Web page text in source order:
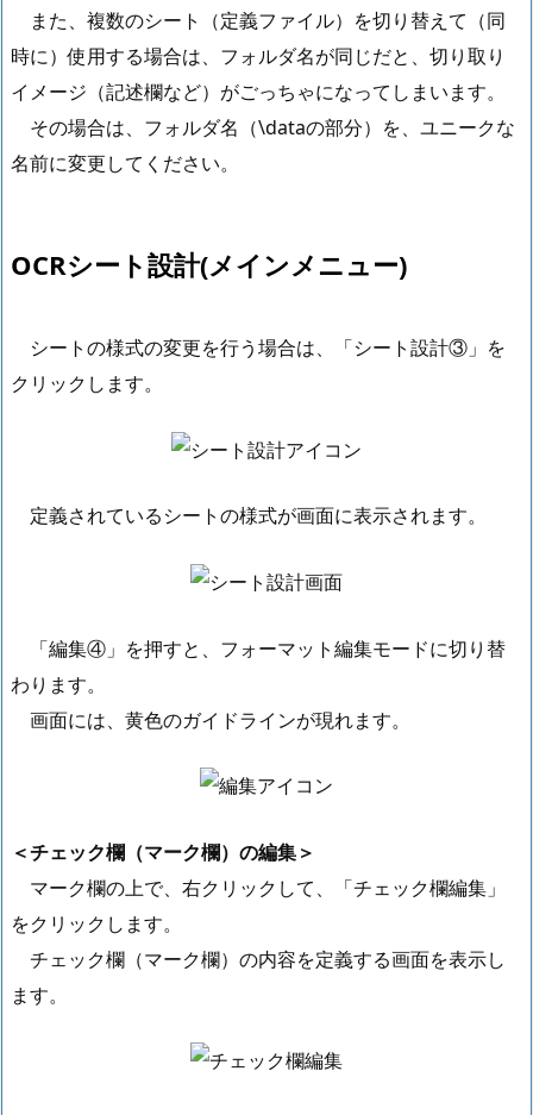
また、複数のシート（定義ファイル）を切り替えて（同
時に）使用する場合は、フォルダ名が同じだと、切り取り
イメージ（記述欄など）がごっちゃになってしまいます。
その場合は、フォルダ名（\dataの部分）を、ユニークな
名前に変更してください。
OCRシート設計(メインメニュー)
シートの様式の変更を行う場合は、「シート設計③」を
クリックします。
定義されているシートの様式が画面に表示されます。
「編集④」を押すと、フォーマット編集モードに切り替
わります。
画面には、黄色のガイドラインが現れます。
＜チェック欄（マーク欄）の編集＞
マーク欄の上で、右クリックして、「チェック欄編集」
をクリックします。
チェック欄（マーク欄）の内容を定義する画面を表示し
ます。